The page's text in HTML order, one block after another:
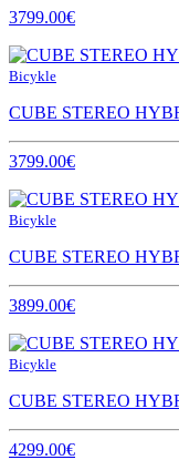
3799.00€
Bicykle
CUBE STEREO
3799.00€
Bicykle
CUBE STEREO
3899.00€
Bicykle
CUBE STEREO
4299.00€